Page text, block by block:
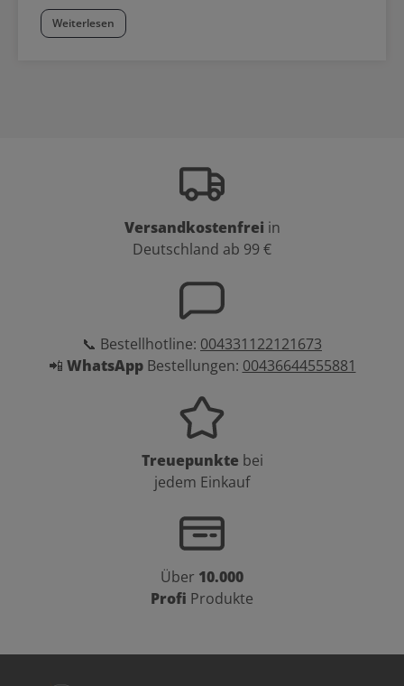
Weiterlesen
Versandkostenfrei in
Deutschland ab 99 €
📞 Bestellhotline: 004331122121673
📲 WhatsAppBestellungen: 00436644555881
Treuepunkte bei
jedem Einkauf
Über 10.000
Profi Produkte